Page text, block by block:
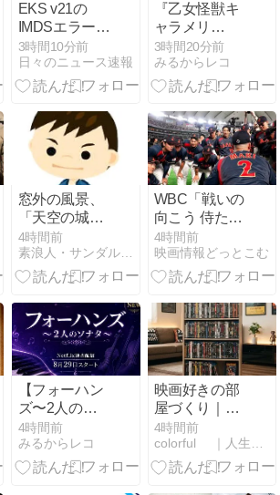
EKS v21の
IMDSエラー深
掘り：hop
limit変更が引
き起こす認証
策
3時間10分前
日々のニュース速報
『乙女怪獣キ
ャラメリ
ゼ』”怪獣
化”の正体と
は？感情で変
生×完璧王子
の禁断ラブス
トーリー
【2026夏アニ
メ】
3時間20分前
みるからレコ
窓外の風景、
「天空の城」
のような入道
雲。
4時間前
素浪人・サンダルニャーゴの日々。
WBC「戦いの
向こう 侍たち
の記録」入場
者プレゼント
配布決定
4時間前
映画情報どっとこむ
【フォーハン
ズ〜2人のソ
ナタ〜】ソ
ン・ガン×
イ・ジュニョ
4時間前
みるからレコ
映画好きの部
屋づくり｜
5000円以下で
DVDが140本
収納できる山
4時間前